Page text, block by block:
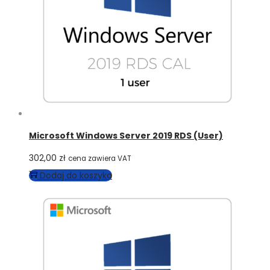
Microsoft Windows Server 2019 RDS (User)
302,00 zł cena zawiera VAT
Dodaj do koszyka